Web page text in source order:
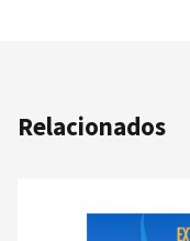
Relacionados